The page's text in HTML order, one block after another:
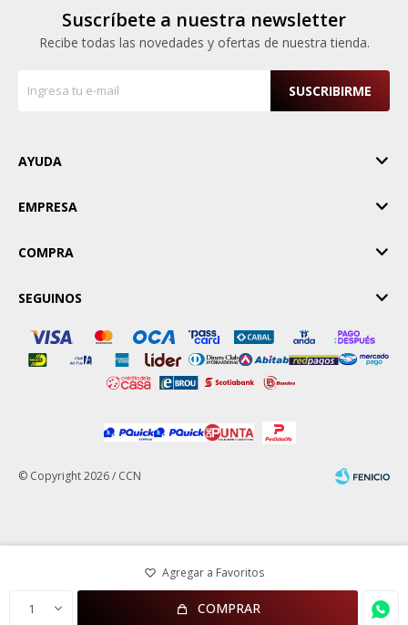
1 COMPRAR
Suscríbete a nuestra newsletter
Recibe todas las novedades y ofertas de nuestra tienda.
SUSCRIBIRME
AYUDA
EMPRESA
COMPRA
SEGUINOS
© Copyright 2026 / CCN
Fenicio